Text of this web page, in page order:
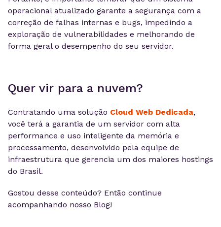
operacional atualizado garante a segurança com a
correção de falhas internas e bugs, impedindo a
exploração de vulnerabilidades e melhorando de
forma geral o desempenho do seu servidor.
Quer vir para a nuvem?
Contratando uma solução Cloud Web Dedicada,
você terá a garantia de um servidor com alta
performance e uso inteligente da memória e
processamento, desenvolvido pela equipe de
infraestrutura que gerencia um dos maiores hostings
do Brasil.
Gostou desse conteúdo? Então continue
acompanhando nosso Blog!